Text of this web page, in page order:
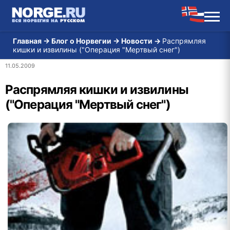
Главная → Блог о Норвегии → Новости → Распрямляя
кишки и извилины ("Операция "Мертвый снег")
11.05.2009
Распрямляя кишки и извилины
("Операция "Мертвый снег")